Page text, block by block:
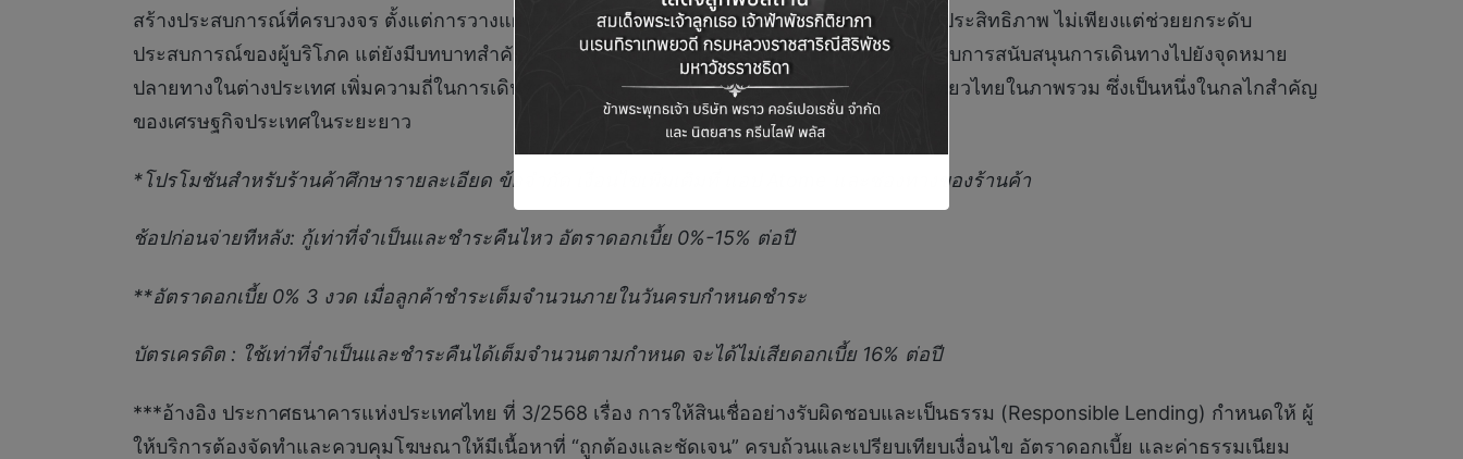
สร้างประสบการณ์ที่ครบวงจร ตั้งแต่การวางแผนการเดินทาง ไปจนถึงการบริหารค่าใช้จ่ายอย่างมีประสิทธิภาพ ไม่เพียงแต่ช่วยยกระดับ
ประสบการณ์ของผู้บริโภค แต่ยังมีบทบาทสำคัญในการกระตุ้นการใช้จ่ายภายในประเทศ ควบคู่ไปกับการสนับสนุนการเดินทางไปยังจุดหมาย
ปลายทางในต่างประเทศ เพิ่มความถี่ในการเดินทาง และส่งเสริมการเติบโตของอุตสาหกรรมท่องเที่ยวไทยในภาพรวม ซึ่งเป็นหนึ่งในกลไกสำคัญ
ของเศรษฐกิจประเทศในระยะยาว
*โปรโมชันสำหรับร้านค้าศึกษารายละเอียด ข้อจำกัด เงื่อนไขเพิ่มเติมที่ แอป Atome และช่องทางของร้านค้า
ช้อปก่อนจ่ายทีหลัง: กู้เท่าที่จำเป็นและชำระคืนไหว อัตราดอกเบี้ย 0%-15% ต่อปี
**อัตราดอกเบี้ย 0% 3 งวด เมื่อลูกค้าชำระเต็มจำนวนภายในวันครบกำหนดชำระ
บัตรเครดิต : ใช้เท่าที่จำเป็นและชำระคืนได้เต็มจำนวนตามกำหนด จะได้ไม่เสียดอกเบี้ย 16% ต่อปี
***อ้างอิง ประกาศธนาคารแห่งประเทศไทย ที่ 3/2568 เรื่อง การให้สินเชื่ออย่างรับผิดชอบและเป็นธรรม (Responsible Lending) กำหนดให้ ผู้
ให้บริการต้องจัดทำและควบคุมโฆษณาให้มีเนื้อหาที่ “ถูกต้องและชัดเจน” ครบถ้วนและเปรียบเทียบเงื่อนไข อัตราดอกเบี้ย และค่าธรรมเนียม